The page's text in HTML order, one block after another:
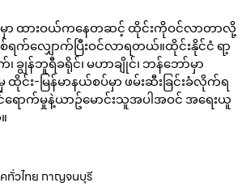
းမှာ ထားဝယ်ကနေတဆင့် ထိုင်းကိုဝင်လာတာလို့
က်လျှောက်ပြီးဝင်လာရတယ်။ထိုင်းနိုင်ငံ ရာ့
ချွန်ဘူရီခရိုင်၊ မဟာချိုင်၊ ဘန်ဘော်မှာ
း-မြန်မာနယ်စပ်မှာ ဖမ်းဆီးခြင်းခံလိုက်ရ
င်ရောက်မှုနဲ့ယာဥ်မောင်းသူအပါအဝင် အရေးယူ
ทั่วไทย กาญจนบุรี